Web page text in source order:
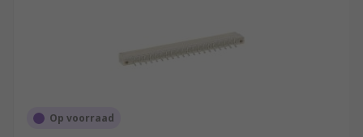
Op voorraad